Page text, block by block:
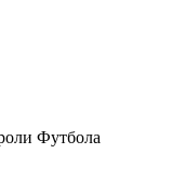
Футбола